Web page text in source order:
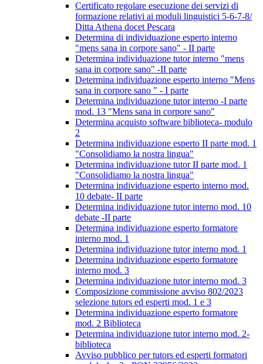
Certificato regolare esecuzione dei servizi di
formazione relativi ai moduli linguistici 5-6-7-8/
Ditta Athena docet Pescara
Determina di individuazione esperto interno
"mens sana in corpore sano" - II parte
Determina individuazione tutor interno "mens
sana in corpore sano" -II parte
Determina individuazione esperto interno "Mens
sana in corpore sano " - I parte
Determina individuazione tutor interno -I parte
mod. 13 "Mens sana in corpore sano"
Determina acquisto software biblioteca- modulo
2
Determina individuazione esperto II parte mod. 1
"Consolidiamo la nostra lingua"
Determina individuazione tutor II parte mod. 1
"Consolidiamo la nostra lingua"
Determina individuazione esperto interno mod.
10 debate- II parte
Determina individuazione tutor interno mod. 10
debate -II parte
Determina individuazione esperto formatore
interno mod. 1
Determina individuazione tutor interno mod. 1
Determina individuazione esperto formatore
interno mod. 3
Determina individuazione tutor interno mod. 3
Composizione commissione avviso 802/2023
selezione tutors ed esperti mod. 1 e 3
Determina individuazione esperto formatore
mod. 2 Biblioteca
Determina individuazione tutor interno mod. 2-
biblioteca
Avviso pubblico per tutors ed esperti formatori